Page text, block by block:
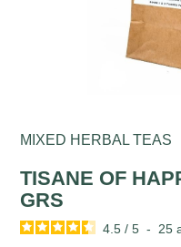
MIXED HERBAL TEAS
TISANE OF
GRS
4.5 / 5 - 25